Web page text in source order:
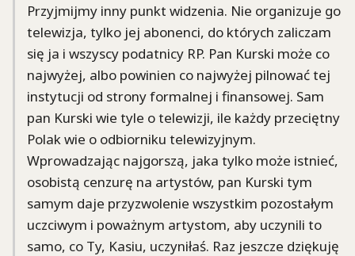
Przyjmijmy inny punkt widzenia. Nie organizuje go
telewizja, tylko jej abonenci, do których zaliczam
się ja i wszyscy podatnicy RP. Pan Kurski może co
najwyżej, albo powinien co najwyżej pilnować tej
instytucji od strony formalnej i finansowej. Sam
pan Kurski wie tyle o telewizji, ile każdy przeciętny
Polak wie o odbiorniku telewizyjnym.
Wprowadzając najgorszą, jaka tylko może istnieć,
osobistą cenzurę na artystów, pan Kurski tym
samym daje przyzwolenie wszystkim pozostałym
uczciwym i poważnym artystom, aby uczynili to
samo, co Ty, Kasiu, uczyniłaś. Raz jeszcze dziękuję